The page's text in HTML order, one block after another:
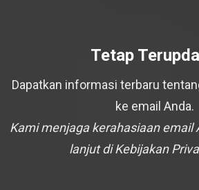
Tetap
Dapatkan informasi terbaru
ke email Anda.
Kami menjaga kerahasiaan email
lanjut di Kebijakan